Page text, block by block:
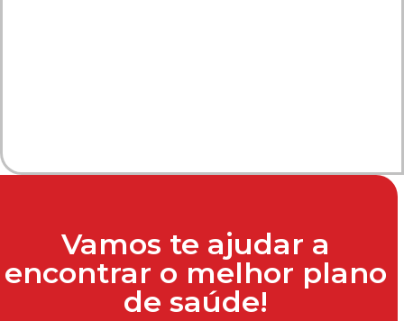
Vamos te ajudar a
encontrar o melhor plano
de saúde!